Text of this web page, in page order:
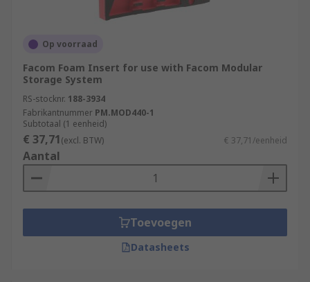
Op voorraad
Facom Foam Insert for use with Facom Modular
Storage System
RS-stocknr. 188-3934
Fabrikantnummer PM.MOD440-1
Subtotaal (1 eenheid)
€ 37,71(excl. BTW) € 37,71/eenheid
Aantal
Toevoegen
Datasheets